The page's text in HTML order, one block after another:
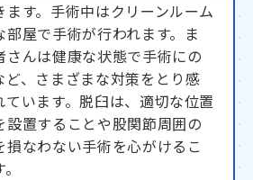
す。手術中はクリーンルーム
部屋で手術が行われます。ま
さんは健康な状態で手術にの
ど、さまざまな対策をとり感
います。脱臼は、適切な位置
設置することや股関節周囲の
損なわない手術を心がけるこ